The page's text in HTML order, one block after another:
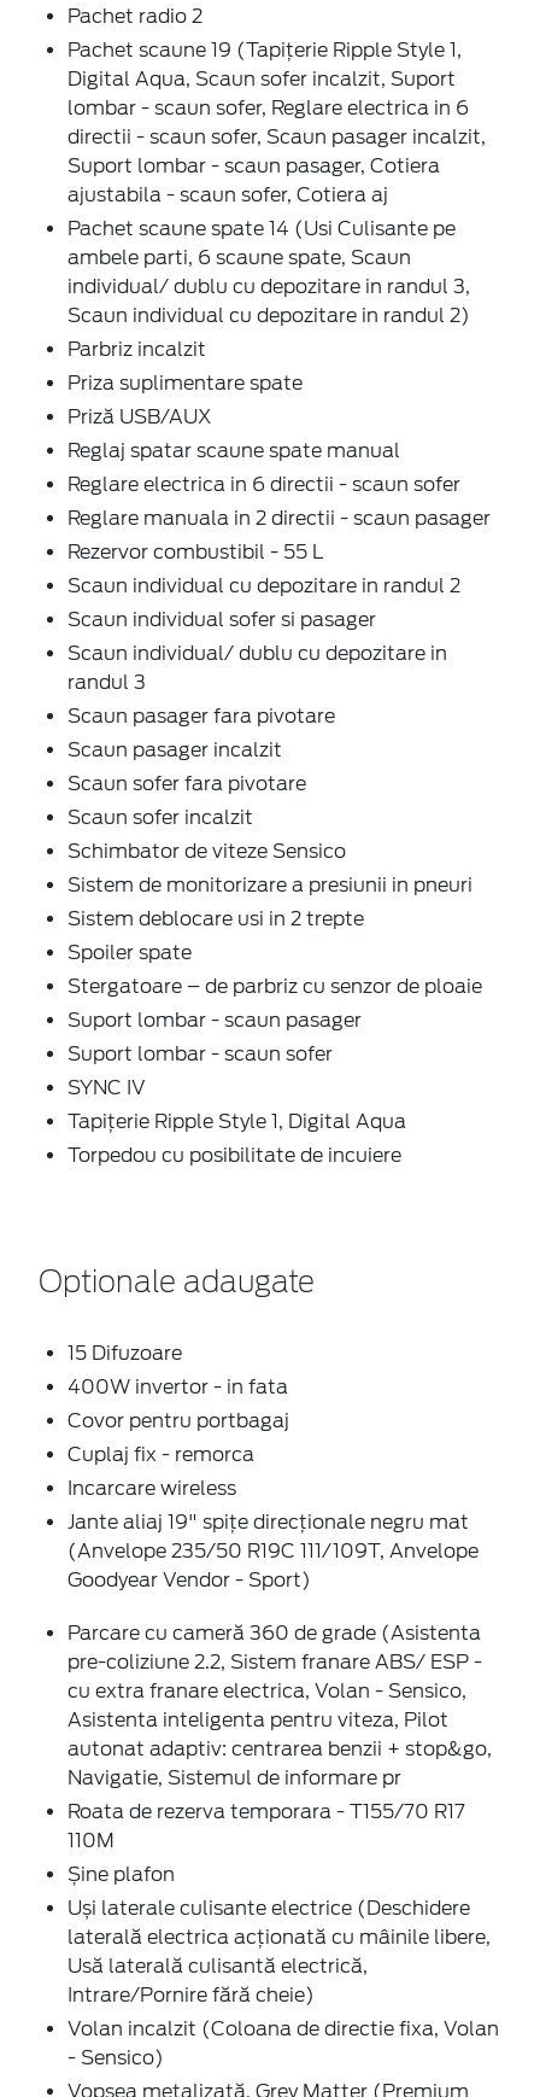
Pachet radio 2
Pachet scaune 19 (Tapițerie Ripple Style 1,
Digital Aqua, Scaun sofer incalzit, Suport
lombar - scaun sofer, Reglare electrica in 6
directii - scaun sofer, Scaun pasager incalzit,
Suport lombar - scaun pasager, Cotiera
ajustabila - scaun sofer, Cotiera aj
Pachet scaune spate 14 (Usi Culisante pe
ambele parti, 6 scaune spate, Scaun
individual/ dublu cu depozitare in randul 3,
Scaun individual cu depozitare in randul 2)
Parbriz incalzit
Priza suplimentare spate
Priză USB/AUX
Reglaj spatar scaune spate manual
Reglare electrica in 6 directii - scaun sofer
Reglare manuala in 2 directii - scaun pasager
Rezervor combustibil - 55 L
Scaun individual cu depozitare in randul 2
Scaun individual sofer si pasager
Scaun individual/ dublu cu depozitare in
randul 3
Scaun pasager fara pivotare
Scaun pasager incalzit
Scaun sofer fara pivotare
Scaun sofer incalzit
Schimbator de viteze Sensico
Sistem de monitorizare a presiunii in pneuri
Sistem deblocare usi in 2 trepte
Spoiler spate
Stergatoare – de parbriz cu senzor de ploaie
Suport lombar - scaun pasager
Suport lombar - scaun sofer
SYNC IV
Tapițerie Ripple Style 1, Digital Aqua
Torpedou cu posibilitate de incuiere
Optionale adaugate
15 Difuzoare
400W invertor - in fata
Covor pentru portbagaj
Cuplaj fix - remorca
Incarcare wireless
Jante aliaj 19" spițe direcționale negru mat
(Anvelope 235/50 R19C 111/109T, Anvelope
Goodyear Vendor - Sport)
Parcare cu cameră 360 de grade (Asistenta
pre-coliziune 2.2, Sistem franare ABS/ ESP -
cu extra franare electrica, Volan - Sensico,
Asistenta inteligenta pentru viteza, Pilot
autonat adaptiv: centrarea benzii + stop&go,
Navigatie, Sistemul de informare pr
Roata de rezerva temporara - T155/70 R17
110M
Șine plafon
Uși laterale culisante electrice (Deschidere
laterală electrica acționată cu mâinile libere,
Usă laterală culisantă electrică,
Intrare/Pornire fără cheie)
Volan incalzit (Coloana de directie fixa, Volan
- Sensico)
Vopsea metalizată, Grey Matter (Premium